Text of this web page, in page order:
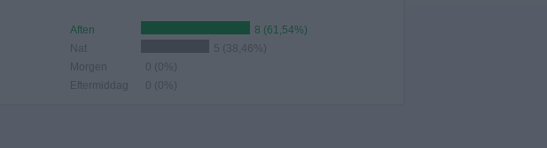
Aften
8 (61,54%)
Nat
5 (38,46%)
Morgen
0 (0%)
Eftermiddag
0 (0%)